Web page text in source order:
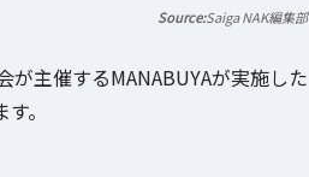
Saiga NAK編集部
が主催するMANABUYAが実施した
。